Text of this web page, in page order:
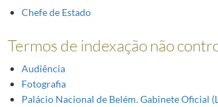
Chefe de Estado
Termos de indexação não
Audiência
Fotografia
Palácio Nacional de Belém. Gabinete Oficial